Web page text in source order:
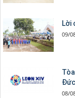
Lời
09/
08/